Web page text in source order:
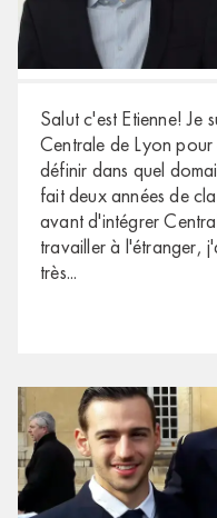
Salut c'est Etienne! Je
Centrale de Lyon pour
définir dans quel
fait deux années de
avant d'intégrer
travailler à l'étranger,
très...